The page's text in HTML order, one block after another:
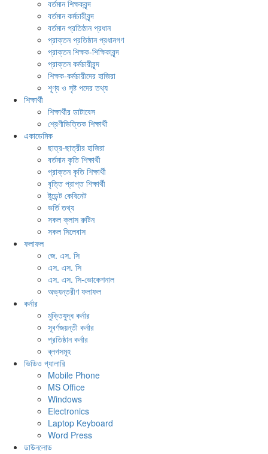
বর্তমান শিক্ষকবৃন্দ
বর্তমান কর্মচারীবৃন্দ
বর্তমান প্রতিষ্ঠান প্রধান
প্রাক্তন প্রতিষ্ঠান প্রধানগণ
প্রাক্তন শিক্ষক-শিক্ষিকাবৃন্দ
প্রাক্তন কর্মচারীবৃন্দ
শিক্ষক-কর্মচারীদের হাজিরা
শূণ্য ও সৃষ্ট পদের তথ্য
শিক্ষার্থী
শিক্ষার্থীর ডাটাবেস
শ্রেণীভিত্তিক শিক্ষার্থী
একাডেমিক
ছাত্র-ছাত্রীর হাজিরা
বর্তমান কৃতি শিক্ষার্থী
প্রাক্তন কৃতি শিক্ষার্থী
বৃত্তি প্রাপ্ত শিক্ষার্থী
ষ্টুডেন্ট কেবিনেট
ভর্তি তথ্য
সকল ক্লাস রুটিন
সকল সিলেবাস
ফলাফল
জে. এস. সি
এস. এস. সি
এস. এস. সি-ভোকেশনাল
অভ্যন্তরীণ ফলাফল
কর্নার
মুক্তিযুদ্ধ কর্নার
সূবর্ণজয়ন্তী কর্নার
প্রতিষ্ঠান কর্নার
ব্লগসমূহ
ভিডিও গ্যালারি
Mobile Phone
MS Office
Windows
Electronics
Laptop Keyboard
Word Press
ডাউনলোড